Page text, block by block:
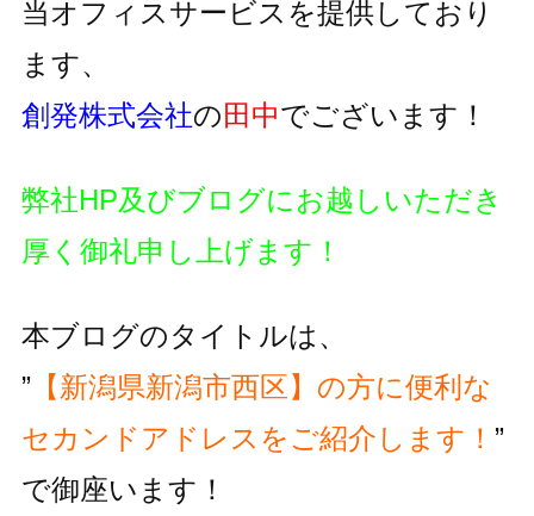
当オフィスサービスを提供しており
ます、
創発株式会社の田中でございます！
弊社HP及びブログにお越しいただき
厚く御礼申し上げます！
本ブログのタイトルは、
”【新潟県新潟市西区】の方に便利な
セカンドアドレスをご紹介します！ ”
で御座います！